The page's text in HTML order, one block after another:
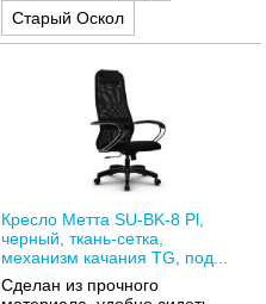
Старый Оскол
Кресло Метта SU-BK-8 Pl,
черный, ткань-сетка,
механизм качания TG, под...
Сделан из прочного